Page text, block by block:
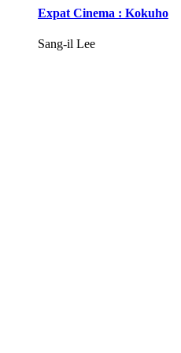
Expat Cinema : Kokuho
Sang-il Lee